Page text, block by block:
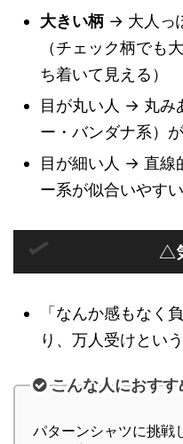
大きい柄 → 大人っ
（チェック柄でも
ち着いて見える）
目が丸い人 → 丸み
ー・バンダナ系）
目が細い人 → 直線
ー系が似合いやすい
△
「なんか感もなく
り、万人受けとい
こんな人におすす
パターンシャツに挑戦